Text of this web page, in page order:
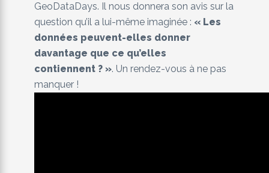
GeoDataDays. Il nous donnera son avis sur la
question qu’il a lui-même imaginée : « Les
données peuvent-elles donner
davantage que ce qu’elles
contiennent ? ». Un rendez-vous à ne pas
manquer !